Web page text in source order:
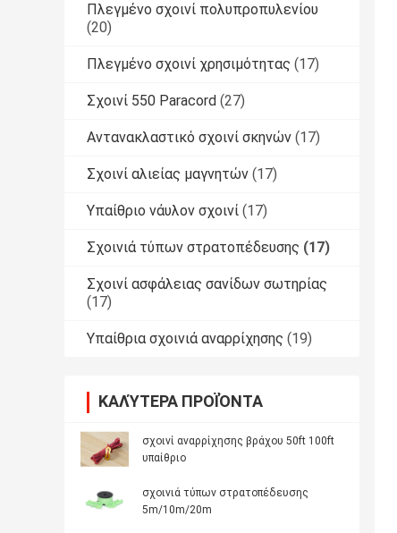
Πλεγμένο σχοινί πολυπροπυλενίου
(20)
Πλεγμένο σχοινί χρησιμότητας (17)
Σχοινί 550 Paracord (27)
Αντανακλαστικό σχοινί σκηνών (17)
Σχοινί αλιείας μαγνητών (17)
Υπαίθριο νάυλον σχοινί (17)
Σχοινιά τύπων στρατοπέδευσης (17)
Σχοινί ασφάλειας σανίδων σωτηρίας
(17)
Υπαίθρια σχοινιά αναρρίχησης (19)
ΚΑΛΎΤΕΡΑ ΠΡΟΪΌΝΤΑ
σχοινί αναρρίχησης βράχου 50ft 100ft
υπαίθριο
σχοινιά τύπων στρατοπέδευσης
5m/10m/20m